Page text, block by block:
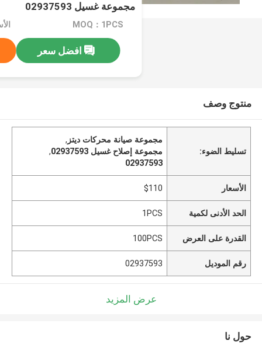
مجموعة غسيل 02937593
MOQ：1PCS
افضل سعر
منتوج وصف
تسليط الضوء:
مجموعة صيانة محركات ديتز ,
مجموعة إصلاح غسيل 02937593
,
02937593
الأسعار $110
الحد الأدنى لكمية 1PCS
القدرة على العرض 100PCS
رقم الموديل 02937593
عرض المزيد
حول نا